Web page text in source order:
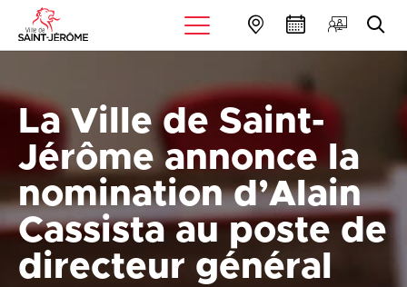
La Ville de Saint-
Jérôme annonce la
nomination d’Alain
Cassista au poste de
directeur général